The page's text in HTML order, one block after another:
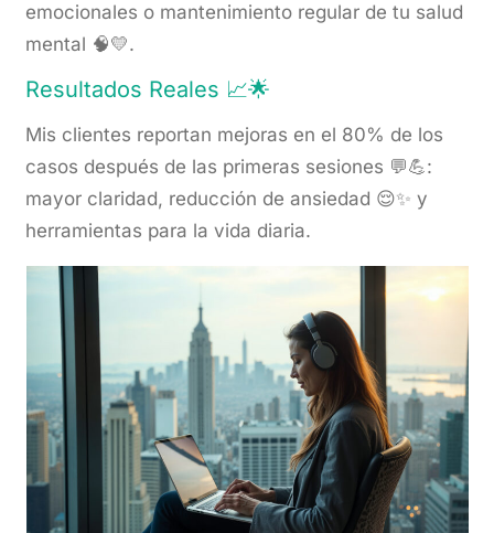
emocionales o mantenimiento regular de tu salud
mental 🧠💛.
Resultados Reales 📈🌟
Mis clientes reportan mejoras en el 80% de los
casos después de las primeras sesiones 💬💪:
mayor claridad, reducción de ansiedad 😌✨ y
herramientas para la vida diaria.